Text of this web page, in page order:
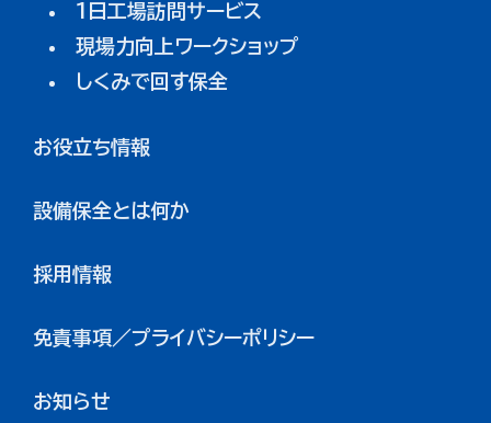
1日工場訪問サービス
現場力向上ワークショップ
しくみで回す保全
お役立ち情報
設備保全とは何か
採用情報
免責事項／プライバシーポリシー
お知らせ